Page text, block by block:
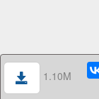
1.10M